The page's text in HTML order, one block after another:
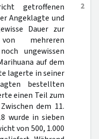
2
getroffenen
Angeklagte und
Dauer zur
mehreren
ungewissen
auf dem
lagerte in seiner
bestellten
einen Teil zum
dem 11.
wurde in sieben
von 500, 1.000